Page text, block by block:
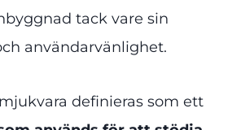
tack vare sin
användarvänlighet.
definieras som ett